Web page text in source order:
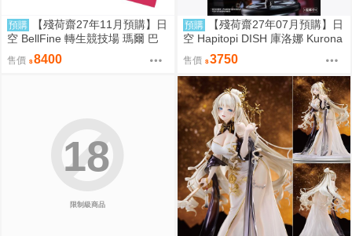
預購
【殘荷齋27年11月預購】日
空 BellFine 轉生競技場 瑪爾 巴
洛克 1/6
售價 8400
預購
【殘荷齋27年07月預購】日
空 Hapitopi DISH 庫洛娜 Kurona
盛情邀請 1/6 附特典
售價 3750
限制級商品
18